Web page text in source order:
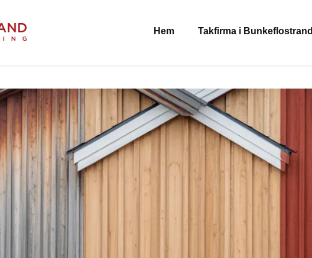
Hem Takfirma i Bunkeflostrand